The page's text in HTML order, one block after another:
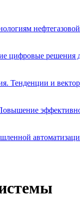
решения
Тенденции и